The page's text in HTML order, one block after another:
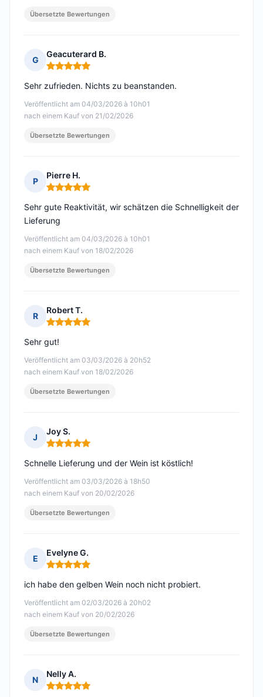
Übersetzte Bewertungen
G
Geacuterard B.
Hinweis: 5 von 5
Veröffentlicht am 04/03/2026 à 10h01
nach einem Kauf von 21/02/2026
Sehr zufrieden. Nichts zu beanstanden.
Übersetzte Bewertungen
P
Pierre H.
Hinweis: 5 von 5
Veröffentlicht am 04/03/2026 à 10h01
nach einem Kauf von 18/02/2026
Sehr gute Reaktivität, wir schätzen die Schnelligkeit der
Lieferung
Übersetzte Bewertungen
R
Robert T.
Hinweis: 5 von 5
Veröffentlicht am 03/03/2026 à 20h52
nach einem Kauf von 18/02/2026
Sehr gut!
Übersetzte Bewertungen
J
Joy S.
Hinweis: 5 von 5
Veröffentlicht am 03/03/2026 à 18h50
nach einem Kauf von 20/02/2026
Schnelle Lieferung und der Wein ist köstlich!
Übersetzte Bewertungen
E
Evelyne G.
Hinweis: 5 von 5
Veröffentlicht am 02/03/2026 à 20h02
nach einem Kauf von 20/02/2026
ich habe den gelben Wein noch nicht probiert.
Übersetzte Bewertungen
N
Nelly A.
Hinweis: 5 von 5